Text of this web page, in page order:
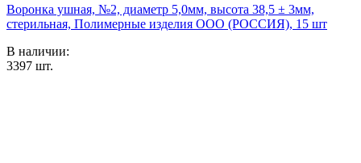
Воронка ушная, №2, диаметр 5,0мм, высота 38,5 ± 3мм,
стерильная, Полимерные изделия OOO (РОССИЯ), 15 шт
В наличии:
3397 шт.